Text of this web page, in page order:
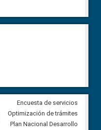
Veeduría Ciudadana para
construcción del asfaltado de
Ballenita del cantón Santa
Encuesta de servicios
Optimización de trámites
Plan Nacional Desarrollo